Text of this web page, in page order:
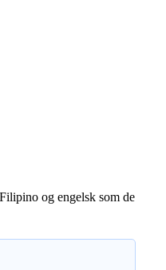
og engelsk som de